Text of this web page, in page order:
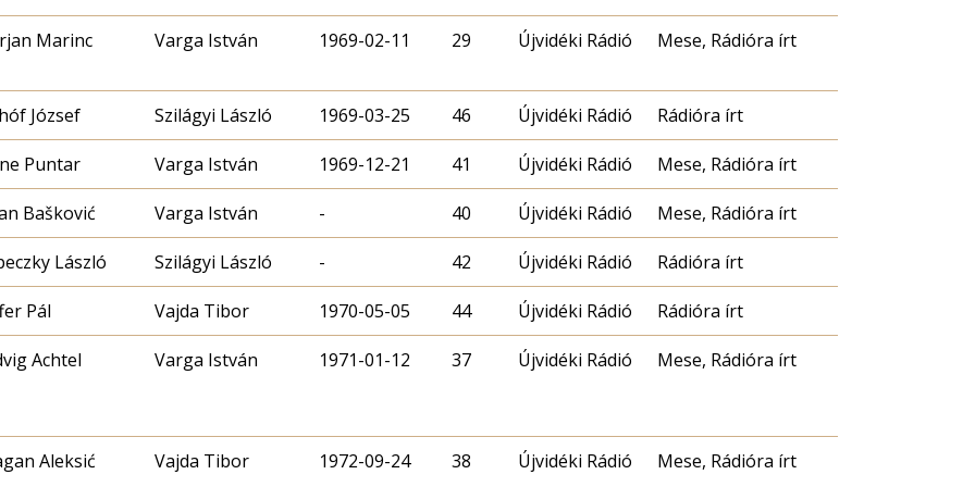
Marinc Varga István 1969-02-11 29 Újvidéki Rádió Mese, Rádióra írt
József Szilágyi László 1969-03-25 46 Újvidéki Rádió Rádióra írt
Puntar Varga István 1969-12-21 41 Újvidéki Rádió Mese, Rádióra írt
Bašković Varga István - 40 Újvidéki Rádió Mese, Rádióra írt
László Szilágyi László - 42 Újvidéki Rádió Rádióra írt
Pál Vajda Tibor 1970-05-05 44 Újvidéki Rádió Rádióra írt
Achtel Varga István 1971-01-12 37 Újvidéki Rádió Mese, Rádióra írt
Aleksić Vajda Tibor 1972-09-24 38 Újvidéki Rádió Mese, Rádióra írt